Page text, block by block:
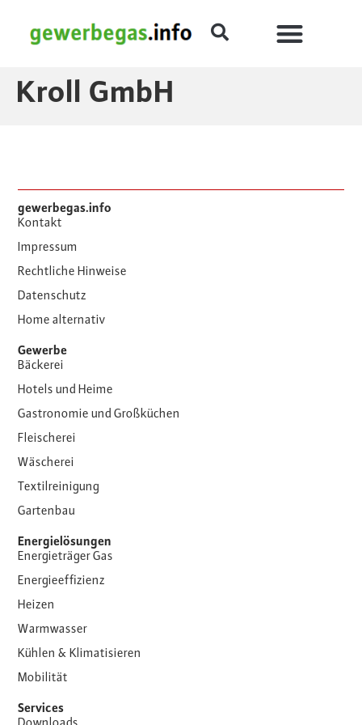
Kroll GmbH
gewerbegas.info
Kontakt
Impressum
Rechtliche Hinweise
Datenschutz
Home alternativ
Gewerbe
Bäckerei
Hotels und Heime
Gastronomie und Großküchen
Fleischerei
Wäscherei
Textilreinigung
Gartenbau
Energielösungen
Energieträger Gas
Energieeffizienz
Heizen
Warmwasser
Kühlen & Klimatisieren
Mobilität
Services